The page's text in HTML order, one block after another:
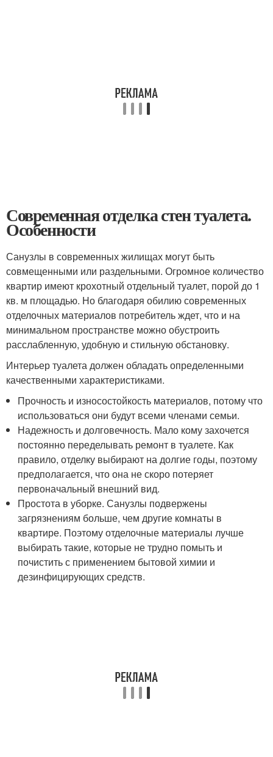
Современная отделка стен туалета.
Особенности
Санузлы в современных жилищах могут быть
совмещенными или раздельными. Огромное количество
квартир имеют крохотный отдельный туалет, порой до 1
кв. м площадью. Но благодаря обилию современных
отделочных материалов потребитель ждет, что и на
минимальном пространстве можно обустроить
расслабленную, удобную и стильную обстановку.
Интерьер туалета должен обладать определенными
качественными характеристиками.
Прочность и износостойкость материалов, потому что
использоваться они будут всеми членами семьи.
Надежность и долговечность. Мало кому захочется
постоянно переделывать ремонт в туалете. Как
правило, отделку выбирают на долгие годы, поэтому
предполагается, что она не скоро потеряет
первоначальный внешний вид.
Простота в уборке. Санузлы подвержены
загрязнениям больше, чем другие комнаты в
квартире. Поэтому отделочные материалы лучше
выбирать такие, которые не трудно помыть и
почистить с применением бытовой химии и
дезинфицирующих средств.